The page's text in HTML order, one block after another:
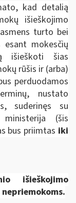
kad detalią
išieškojimo
turto bei
mokesčių
išieškoti šias
rūšis ir (arba)
perduodamos
nustato
suderinęs su
(šis
bus priimtas iki
išieškojimo